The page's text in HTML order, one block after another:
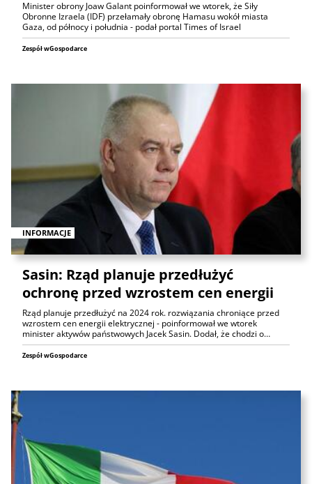
Minister obrony Joaw Galant poinformował we wtorek, że Siły
Obronne Izraela (IDF) przełamały obronę Hamasu wokół miasta
Gaza, od północy i południa - podał portal Times of Israel
Zespół wGospodarce
INFORMACJE
Sasin: Rząd planuje przedłużyć
ochronę przed wzrostem cen energii
Rząd planuje przedłużyć na 2024 rok. rozwiązania chroniące przed
wzrostem cen energii elektrycznej - poinformował we wtorek
minister aktywów państwowych Jacek Sasin. Dodał, że chodzi o…
Zespół wGospodarce